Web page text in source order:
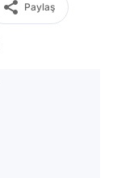
Paylaş